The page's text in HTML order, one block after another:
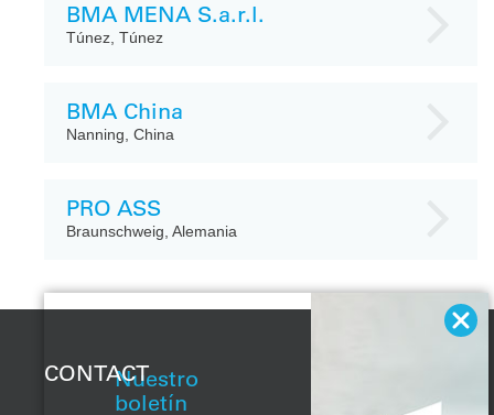
BMA MENA S.a.r.l.
Túnez, Túnez
BMA China
Nanning, China
PRO ASS
Braunschweig, Alemania
Nuestro
boletín
CONTACT